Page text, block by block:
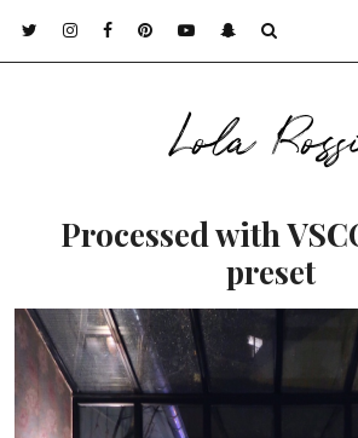
Lola
Processed with
preset